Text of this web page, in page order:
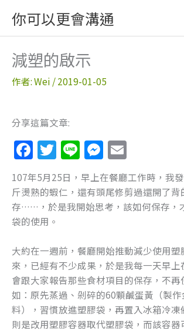
主
你可以更會溝通
減塑的啟示
作者:Wei /2019-01-05
分享這篇文章:
F
a
c
e
b
o
o
k
T
w
itt
er
Li
n
e
M
e
ss
e
g
er
m
ai
l
107年5月25日，早上在餐廳工作時，我
斤燙熟的蝦仁，還有頭尾修剪過還開了背
存……，於是我開始思考，該如何保存，
袋的使用。
大約在一週前，餐廳開始推動減少使用塑
來，已經有不少成果，於是我每一天早上
會跟大家報告那些食材項目的保存，不再
如：原先蒸過、剁碎的60顆鹹蛋黃（製
料），習慣放進塑膠袋，再置入冰箱冷
則是改用塑膠容器取代塑膠袋，而該容器